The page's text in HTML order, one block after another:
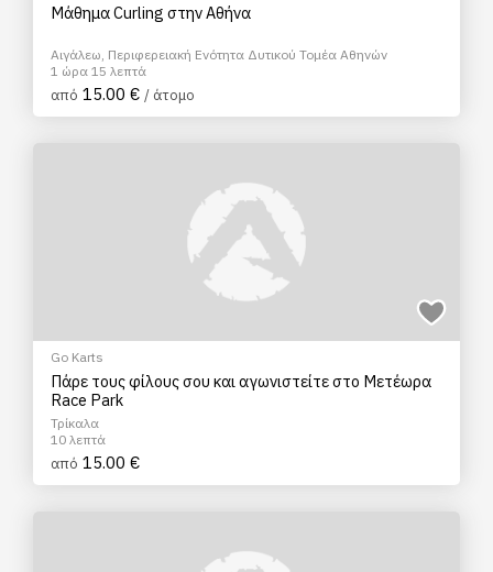
Μάθημα Curling στην Αθήνα
Αιγάλεω, Περιφερειακή Ενότητα Δυτικού Τομέα Αθηνών
1 ώρα 15 λεπτά
από 15.00 € / άτομο
Go Karts
Πάρε τους φίλους σου και αγωνιστείτε στο Mετέωρα
Race Park
Τρίκαλα
10 λεπτά
από 15.00 €